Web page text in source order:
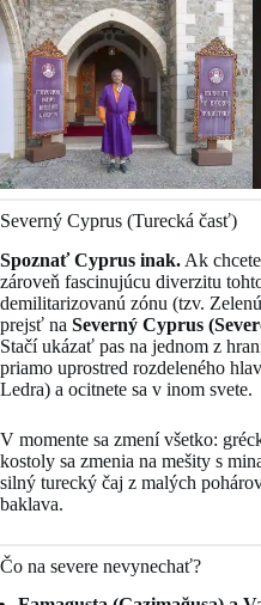
Severný Cyprus (Turecká časť)
Spoznať Cyprus inak. Ak
zároveň fascinujúcu diverzitu
demilitarizovanú zónu (tzv.
prejsť na Severný Cyprus
Stačí ukázať pas na jednom z
priamo uprostred rozdeleného
Ledra) a ocitnete sa v inom svete.
V momente sa zmení všetko:
kostoly sa zmenia na mešity s
silný turecký čaj z malých
baklava.
Čo na severe nevynechať?